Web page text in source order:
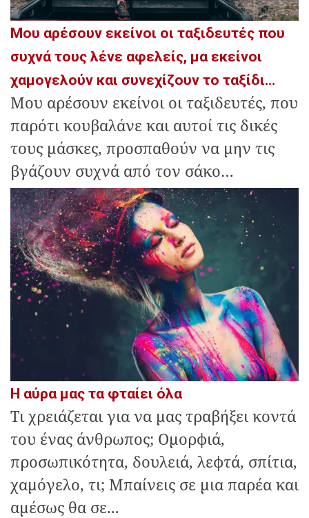
Μου αρέσουν εκείνοι οι ταξιδευτές που
συχνά τους λένε αφελείς, μα εκείνοι
χαμογελούν και συνεχίζουν το ταξίδι…
Μου αρέσουν εκείνοι οι ταξιδευτές, που
παρότι κουβαλάνε και αυτοί τις δικές
τους μάσκες, προσπαθούν να μην τις
βγάζουν συχνά από τον σάκo…
Η αύρα μας τα φταίει όλα
Τι χρειάζεται για να μας τραβήξει κοντά
του ένας άνθρωπος; Ομορφιά,
προσωπικότητα, δουλειά, λεφτά, σπίτια,
χαμόγελο, τι; Μπαίνεις σε μια παρέα και
αμέσως θα σε...